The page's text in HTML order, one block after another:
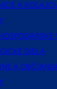
A
DIELA
A